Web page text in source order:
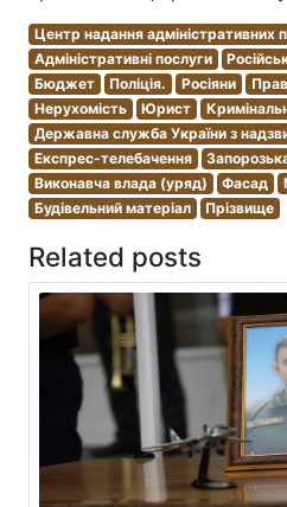
Центр надання адміністративних
Адміністративні послуги
Бюджет
Поліція. Росіяни
Нерухомість
Юрист
Державна служба України з
Експрес-телебачення
Виконавча влада (уряд)
Фасад
Будівельний матеріал
Прізвище
Related posts